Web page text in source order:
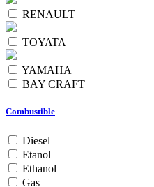
RENAULT
TOYATA
YAMAHA
BAY CRAFT
Combustible
Diesel
Etanol
Ethanol
Gas